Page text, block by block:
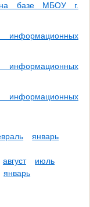
на базе МБОУ г.
январь
август
июль
январь